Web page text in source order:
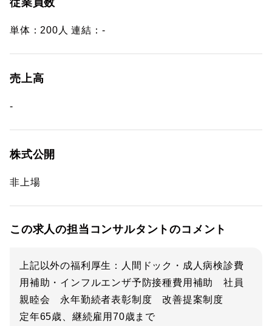
従業員数
単体：200人 連結：-
売上高
-
株式公開
非上場
この求人の担当コンサルタントのコメント
上記以外の福利厚生：人間ドック・成人病検診費
用補助・インフルエンザ予防接種費用補助 社員
親睦会 永年勤続者表彰制度 改善提案制度
定年65歳、継続雇用70歳まで